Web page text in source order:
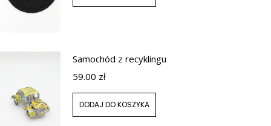
Samochód z recyklingu
59.00 zł
DODAJ DO KOSZYKA